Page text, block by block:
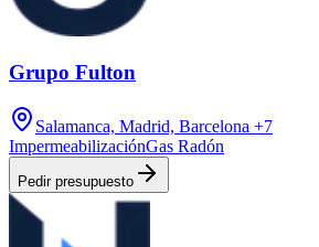
Grupo Fulton
Salamanca, Madrid, Barcelona +7
ImpermeabilizaciónGas Radón
Pedir presupuesto